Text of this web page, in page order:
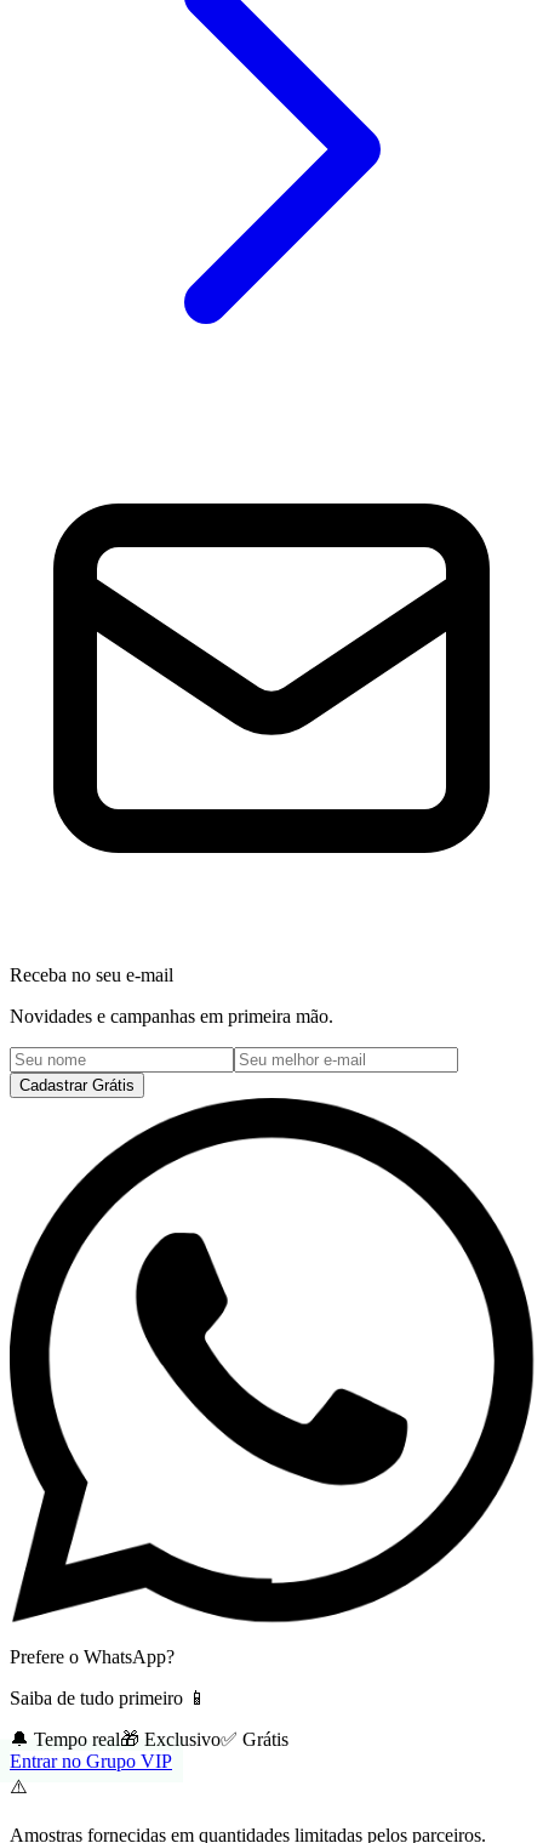
Receba no seu e-mail
Novidades e campanhas em primeira mão.
Cadastrar Grátis
Prefere o WhatsApp?
Saiba de tudo primeiro 📱
🔔 Tempo real🎁 Exclusivo✅ Grátis
Entrar no Grupo VIP
⚠️
Amostras fornecidas em quantidades limitadas pelos parceiros.